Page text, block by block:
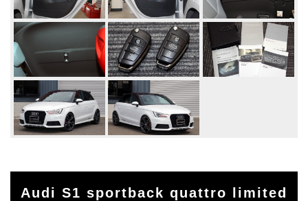
Audi S1 sportback quattro limited